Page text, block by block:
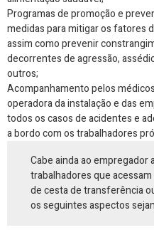
Programas de promoção e
medidas para mitigar os fatores
assim como prevenir
decorrentes de agressão,
outros;
Acompanhamento pelos
operadora da instalação e das
todos os casos de acidentes e
a bordo com os trabalhadores
Cabe ainda ao empregador
trabalhadores que
de cesta de transferência
os seguintes aspectos